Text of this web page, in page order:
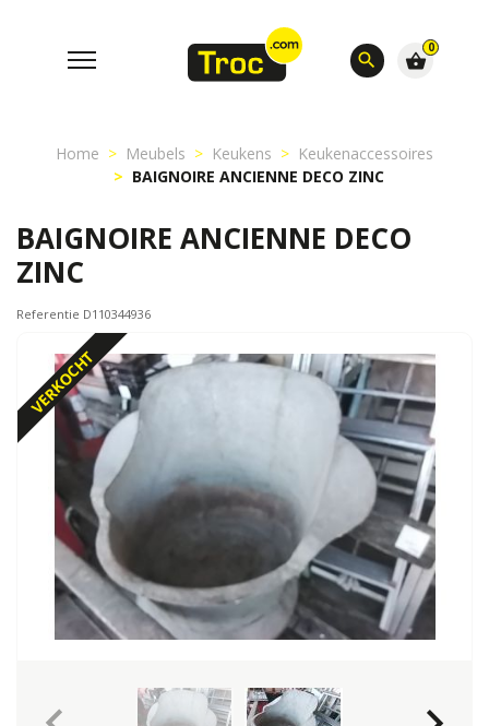
search
0
shopping_basket
Home Meubels Keukens
Keukenaccessoires
BAIGNOIRE ANCIENNE DECO ZINC
BAIGNOIRE ANCIENNE DECO
ZINC
Referentie D110344936
VERKOCHT